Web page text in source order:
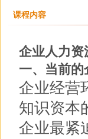
课程内容
企业人力资
一、当前
企业经营
知识资本
企业最紧